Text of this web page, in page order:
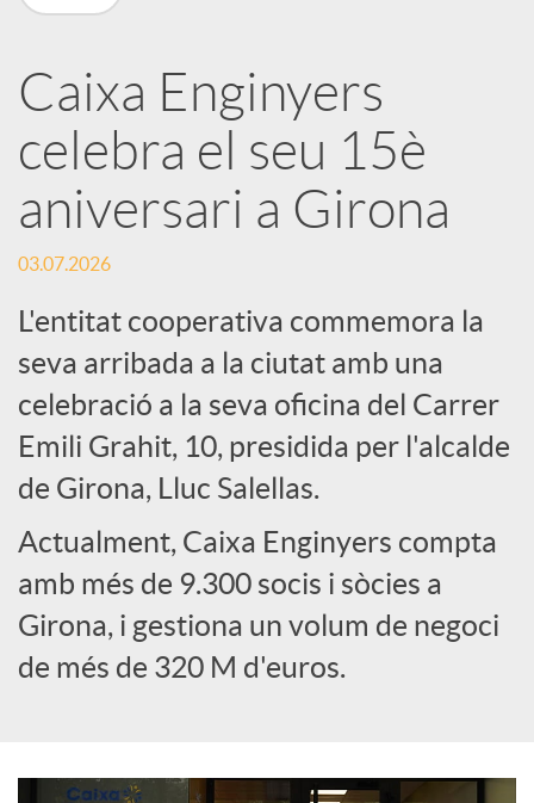
a
r
x
e
s
S
o
c
Caixa Enginyers
celebra el seu 15è
aniversari a Girona
03.07.2026
L'entitat cooperativa commemora la
seva arribada a la ciutat amb una
celebració a la seva oficina del Carrer
Emili Grahit, 10, presidida per l'alcalde
de Girona, Lluc Salellas.
Actualment, Caixa Enginyers compta
amb més de 9.300 socis i sòcies a
Girona, i gestiona un volum de negoci
de més de 320 M d'euros.